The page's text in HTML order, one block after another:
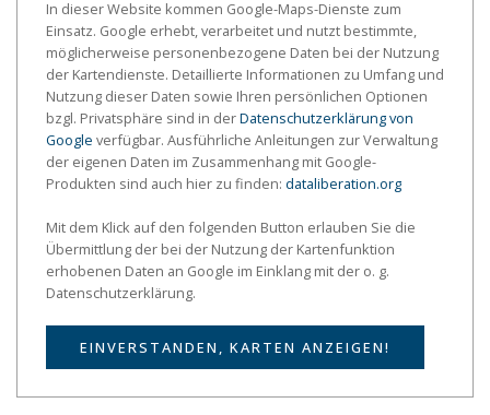
In dieser Website kommen Google-Maps-Dienste zum
Einsatz. Google erhebt, verarbeitet und nutzt bestimmte,
möglicherweise personenbezogene Daten bei der Nutzung
der Kartendienste. Detaillierte Informationen zu Umfang und
Nutzung dieser Daten sowie Ihren persönlichen Optionen
bzgl. Privatsphäre sind in derDatenschutzerklärung von
Google verfügbar. Ausführliche Anleitungen zur Verwaltung
der eigenen Daten im Zusammenhang mit Google-
Produkten sind auch hier zu finden: dataliberation.org
Mit dem Klick auf den folgenden Button erlauben Sie die
Übermittlung der bei der Nutzung der Kartenfunktion
erhobenen Daten an Google im Einklang mit der o. g.
Datenschutzerklärung.
EINVERSTANDEN, KARTEN ANZEIGEN!